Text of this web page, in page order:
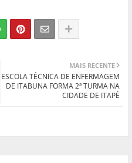
MAIS RECENTE
ESCOLA TÉCNICA DE ENFERMAGEM
DE ITABUNA FORMA 2ª TURMA NA
CIDADE DE ITAPÉ